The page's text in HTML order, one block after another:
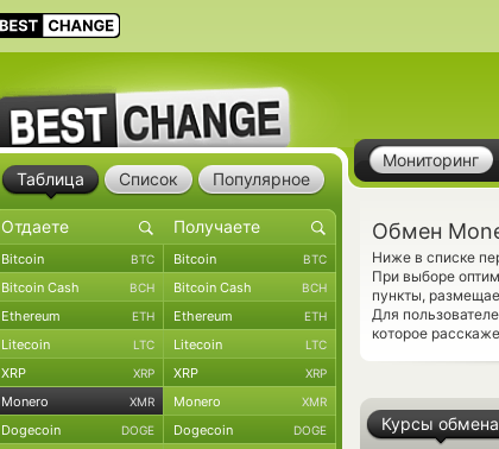
Мониторинг
Обмен
Ниже в списке
При выборе
пункты,
Для
которое
Курсы обмена
Таблица Список Популярное
Bitcoin BTC Bitcoin BTC
Bitcoin Cash BCH Bitcoin Cash BCH
Ethereum ETH Ethereum ETH
Litecoin LTC Litecoin LTC
XRP XRP XRP XRP
Monero XMR Monero XMR
Dogecoin DOGE Dogecoin DOGE